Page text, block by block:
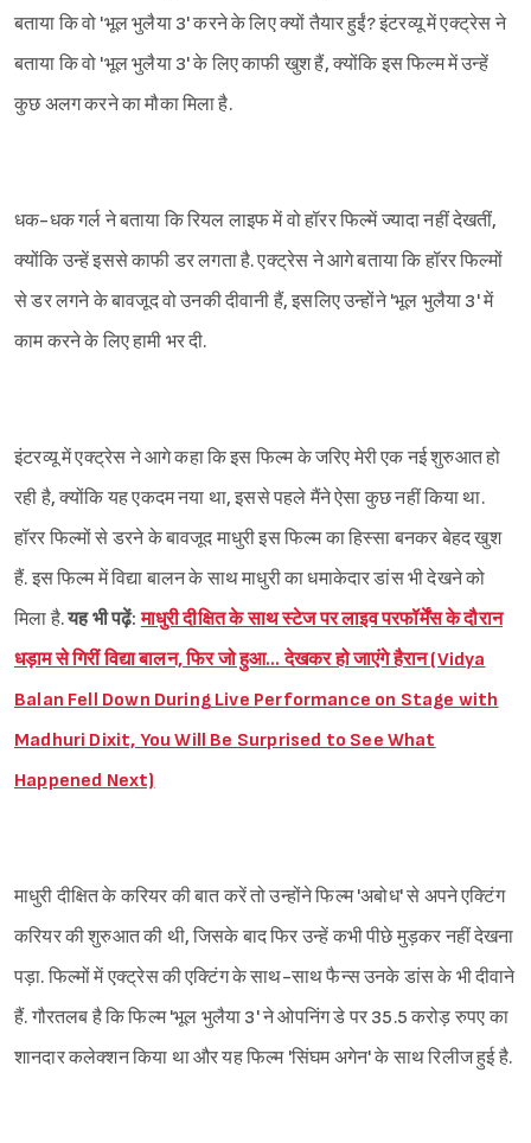
Sign in
बताया कि वो 'भूल भुलैया 3' करने के लिए क्यों तैयार हुईं? इंटरव्यू में एक्ट्रेस ने
बताया कि वो 'भूल भुलैया 3' के लिए काफी खुश हैं, क्योंकि इस फिल्म में उन्हें
कुछ अलग करने का मौका मिला है.
धक-धक गर्ल ने बताया कि रियल लाइफ में वो हॉरर फिल्में ज्यादा नहीं देखतीं,
क्योंकि उन्हें इससे काफी डर लगता है. एक्ट्रेस ने आगे बताया कि हॉरर फिल्मों
से डर लगने के बावजूद वो उनकी दीवानी हैं, इसलिए उन्होंने 'भूल भुलैया 3' में
काम करने के लिए हामी भर दी.
इंटरव्यू में एक्ट्रेस ने आगे कहा कि इस फिल्म के जरिए मेरी एक नई शुरुआत हो
रही है, क्योंकि यह एकदम नया था, इससे पहले मैंने ऐसा कुछ नहीं किया था.
हॉरर फिल्मों से डरने के बावजूद माधुरी इस फिल्म का हिस्सा बनकर बेहद खुश
हैं. इस फिल्म में विद्या बालन के साथ माधुरी का धमाकेदार डांस भी देखने को
मिला है.यह भी पढ़ें:माधुरी दीक्षित के साथ स्टेज पर लाइव परफॉर्मेंस के दौरान
धड़ाम से गिरीं विद्या बालन, फिर जो हुआ… देखकर हो जाएंगे हैरान (Vidya
Balan Fell Down During Live Performance on Stage with
Madhuri Dixit, You Will Be Surprised to See What
Happened Next)
माधुरी दीक्षित के करियर की बात करें तो उन्होंने फिल्म 'अबोध' से अपने एक्टिंग
करियर की शुरुआत की थी, जिसके बाद फिर उन्हें कभी पीछे मुड़कर नहीं देखना
पड़ा. फिल्मों में एक्ट्रेस की एक्टिंग के साथ-साथ फैन्स उनके डांस के भी दीवाने
हैं. गौरतलब है कि फिल्म 'भूल भुलैया 3' ने ओपनिंग डे पर 35.5 करोड़ रुपए का
शानदार कलेक्शन किया था और यह फिल्म 'सिंघम अगेन' के साथ रिलीज हुई है.